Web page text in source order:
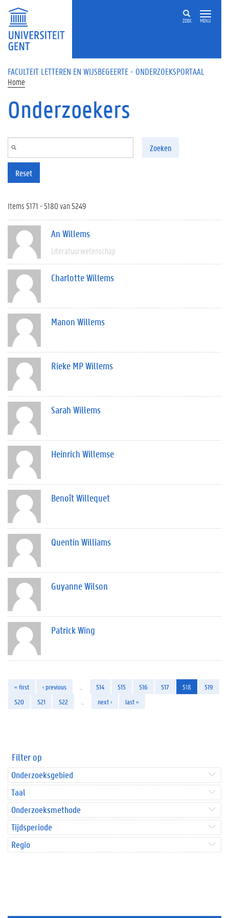
Overslaan en naar de inhoud gaan
ZOEK MENU
FACULTEIT LETTEREN EN WIJSBEGEERTE - ONDERZOEKSPORTAAL
Home
Onderzoekers
Zoeken
Reset
Items 5171 - 5180 van 5249
An Willems
Literatuurwetenschap
Charlotte Willems
Manon Willems
Rieke MP Willems
Sarah Willems
Heinrich Willemse
Benoît Willequet
Quentin Williams
Guyanne Wilson
Patrick Wing
« first ‹ previous 514 515 516 517 518
519
520
521 522 next › last »
Filter op
Onderzoeksgebied
Taal
Onderzoeksmethode
Tijdsperiode
Regio